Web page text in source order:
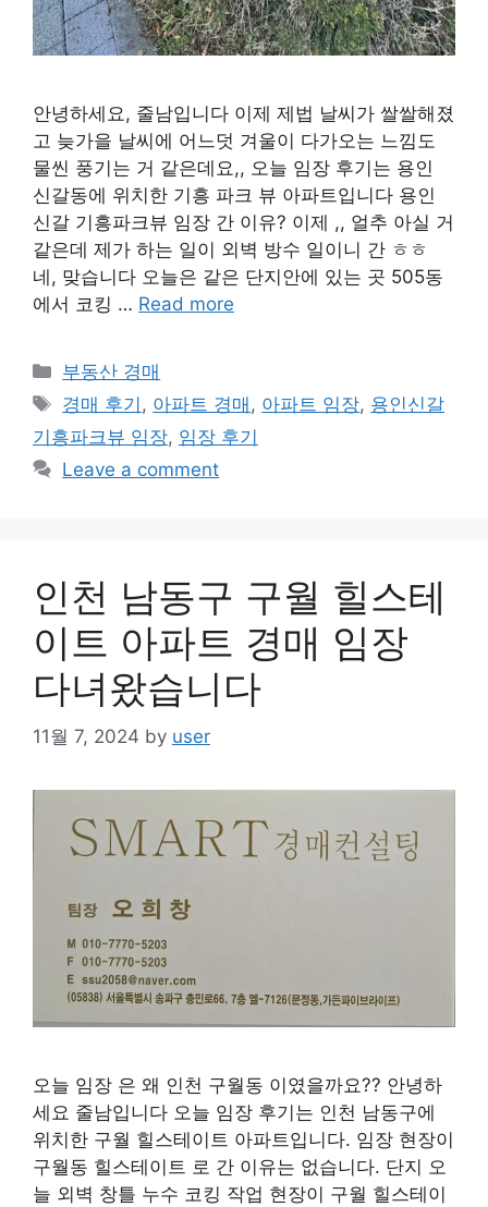
안녕하세요, 줄남입니다 이제 제법 날씨가 쌀쌀해졌
고 늦가을 날씨에 어느덧 겨울이 다가오는 느낌도
물씬 풍기는 거 같은데요,, 오늘 임장 후기는 용인
신갈동에 위치한 기흥 파크 뷰 아파트입니다 용인
신갈 기흥파크뷰 임장 간 이유? 이제 ,, 얼추 아실 거
같은데 제가 하는 일이 외벽 방수 일이니 간 ㅎㅎ
네, 맞습니다 오늘은 같은 단지안에 있는 곳 505동
에서 코킹 … Read more
Categories
부동산 경매
Tags
경매 후기 , 아파트 경매 , 아파트 임장, 용인신갈
기흥파크뷰 임장, 임장 후기
Leave a comment
인천 남동구 구월 힐스테
이트 아파트 경매 임장
다녀왔습니다
11월 7, 2024 by user
오늘 임장 은 왜 인천 구월동 이였을까요?? 안녕하
세요 줄남입니다 오늘 임장 후기는 인천 남동구에
위치한 구월 힐스테이트 아파트입니다. 임장 현장이
구월동 힐스테이트 로 간 이유는 없습니다. 단지 오
늘 외벽 창틀 누수 코킹 작업 현장이 구월 힐스테이